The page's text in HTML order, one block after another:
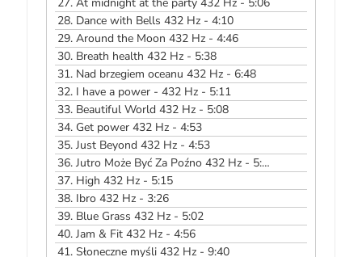
28. Dance with Bells 432 Hz - 4:10
29.Around the Moon 432 Hz - 4:46
30. Breath health 432 Hz - 5:38
31. Nad brzegiem oceanu 432 Hz - 6:48
32. I have a power - 432 Hz - 5:11
33. Beautiful World 432 Hz - 5:08
34. Get power 432 Hz - 4:53
35.Just Beyond 432 Hz - 4:53
36.Jutro Może Być Za Poźno 432 Hz - 5:08
37. High 432 Hz - 5:15
38. Ibro 432 Hz - 3:26
39. Blue Grass 432 Hz - 5:02
40.Jam & Fit 432 Hz - 4:56
41.Słoneczne myśli 432 Hz - 9:40